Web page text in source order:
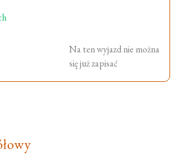
Na ten wyjazd nie można
się już zapisać